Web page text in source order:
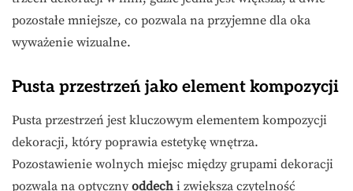
pozostałe mniejsze, co pozwala na przyjemne dla oka
wyważenie wizualne.
Pusta przestrzeń jako element kompozycji
Pusta przestrzeń jest kluczowym elementem kompozycji
dekoracji, który poprawia estetykę wnętrza.
Pozostawienie wolnych miejsc między grupami dekoracji
pozwala na optyczny oddech i zwiększa czytelność